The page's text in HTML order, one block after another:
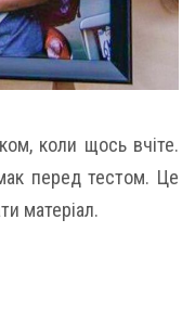
коли щось вчіте.
перед тестом. Це
матеріал.